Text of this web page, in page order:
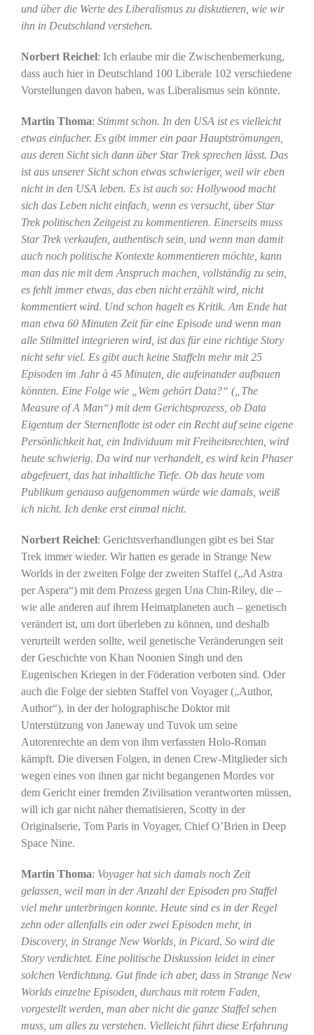
und über die Werte des Liberalismus zu diskutieren, wie wir
ihn in Deutschland verstehen.
Norbert Reichel: Ich erlaube mir die Zwischenbemerkung,
dass auch hier in Deutschland 100 Liberale 102 verschiedene
Vorstellungen davon haben, was Liberalismus sein könnte.
Martin Thoma: Stimmt schon. In den USA ist es vielleicht
etwas einfacher. Es gibt immer ein paar Hauptströmungen,
aus deren Sicht sich dann über Star Trek sprechen lässt. Das
ist aus unserer Sicht schon etwas schwieriger, weil wir eben
nicht in den USA leben. Es ist auch so: Hollywood macht
sich das Leben nicht einfach, wenn es versucht, über Star
Trek politischen Zeitgeist zu kommentieren. Einerseits muss
Star Trek verkaufen, authentisch sein, und wenn man damit
auch noch politische Kontexte kommentieren möchte, kann
man das nie mit dem Anspruch machen, vollständig zu sein,
es fehlt immer etwas, das eben nicht erzählt wird, nicht
kommentiert wird. Und schon hagelt es Kritik. Am Ende hat
man etwa 60 Minuten Zeit für eine Episode und wenn man
alle Stilmittel integrieren wird, ist das für eine richtige Story
nicht sehr viel. Es gibt auch keine Staffeln mehr mit 25
Episoden im Jahr à 45 Minuten, die aufeinander aufbauen
könnten. Eine Folge wie „Wem gehört Data?“ („The
Measure of A Man“) mit dem Gerichtsprozess, ob Data
Eigentum der Sternenflotte ist oder ein Recht auf seine eigene
Persönlichkeit hat, ein Individuum mit Freiheitsrechten, wird
heute schwierig. Da wird nur verhandelt, es wird kein Phaser
abgefeuert, das hat inhaltliche Tiefe. Ob das heute vom
Publikum genauso aufgenommen würde wie damals, weiß
ich nicht. Ich denke erst einmal nicht.
Norbert Reichel: Gerichtsverhandlungen gibt es bei Star
Trek immer wieder. Wir hatten es gerade in Strange New
Worlds in der zweiten Folge der zweiten Staffel („Ad Astra
per Aspera“) mit dem Prozess gegen Una Chin-Riley, die –
wie alle anderen auf ihrem Heimatplaneten auch – genetisch
verändert ist, um dort überleben zu können, und deshalb
verurteilt werden sollte, weil genetische Veränderungen seit
der Geschichte von Khan Noonien Singh und den
Eugenischen Kriegen in der Föderation verboten sind. Oder
auch die Folge der siebten Staffel von Voyager („Author,
Author“), in der der holographische Doktor mit
Unterstützung von Janeway und Tuvok um seine
Autorenrechte an dem von ihm verfassten Holo-Roman
kämpft. Die diversen Folgen, in denen Crew-Mitglieder sich
wegen eines von ihnen gar nicht begangenen Mordes vor
dem Gericht einer fremden Zivilisation verantworten müssen,
will ich gar nicht näher thematisieren, Scotty in der
Originalserie, Tom Paris in Voyager, Chief O’Brien in Deep
Space Nine.
Martin Thoma: Voyager hat sich damals noch Zeit
gelassen, weil man in der Anzahl der Episoden pro Staffel
viel mehr unterbringen konnte. Heute sind es in der Regel
zehn oder allenfalls ein oder zwei Episoden mehr, in
Discovery, in Strange New Worlds, in Picard. So wird die
Story verdichtet. Eine politische Diskussion leidet in einer
solchen Verdichtung. Gut finde ich aber, dass in Strange New
Worlds einzelne Episoden, durchaus mit rotem Faden,
vorgestellt werden, man aber nicht die ganze Staffel sehen
muss, um alles zu verstehen. Vielleicht führt diese Erfahrung